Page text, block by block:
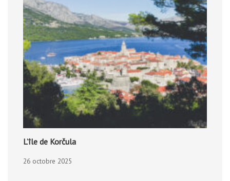
L’île de Korčula
26 octobre 2025